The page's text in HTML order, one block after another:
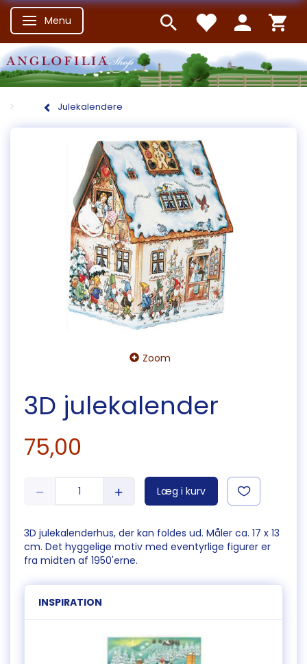
Skifte navigation
Menu
Julekalendere
Zoom
3D julekalender
75,00
Læg i kurv
3D julekalenderhus, der kan foldes ud. Måler ca. 17 x 13
cm. Det hyggelige motiv med eventyrlige figurer er
fra midten af 1950'erne.
INSPIRATION